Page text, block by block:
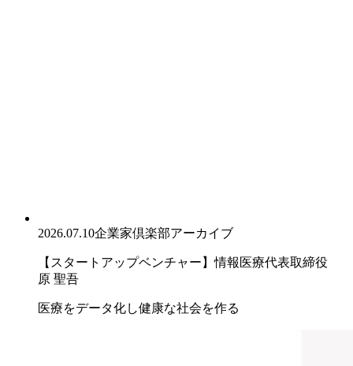
2026.07.10企業家倶楽部アーカイブ
【スタートアップベンチャー】情報医療代表取締役
原 聖吾
医療をデータ化し健康な社会を作る